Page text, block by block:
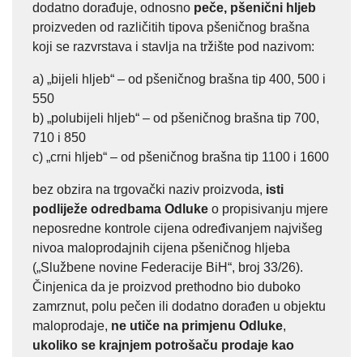
dodatno dorađuje, odnosno peče, pšenični hljeb
proizveden od različitih tipova pšeničnog brašna
koji se razvrstava i stavlja na tržište pod nazivom:
a) „bijeli hljeb“ – od pšeničnog brašna tip 400, 500 i
550
b) „polubijeli hljeb“ – od pšeničnog brašna tip 700,
710 i 850
c) „crni hljeb“ – od pšeničnog brašna tip 1100 i 1600
bez obzira na trgovački naziv proizvoda, isti
podliježe odredbama Odluke o propisivanju mjere
neposredne kontrole cijena određivanjem najvišeg
nivoa maloprodajnih cijena pšeničnog hljeba
(„Službene novine Federacije BiH“, broj 33/26).
Činjenica da je proizvod prethodno bio duboko
zamrznut, polu pečen ili dodatno dorađen u objektu
maloprodaje, ne utiče na primjenu Odluke,
ukoliko se krajnjem potrošaču prodaje kao